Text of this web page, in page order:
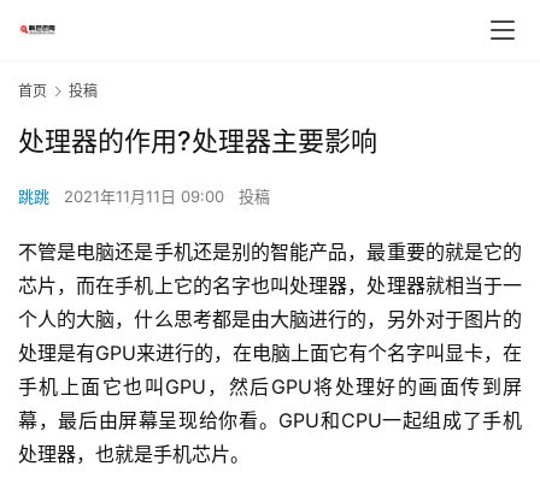
首页 投稿
处理器的作用?处理器主要影响
跳跳 2021年11月11日 09:00 投稿
不管是电脑还是手机还是别的智能产品，最重要的就是它的
芯片，而在手机上它的名字也叫处理器，处理器就相当于一
个人的大脑，什么思考都是由大脑进行的，另外对于图片的
处理是有GPU来进行的，在电脑上面它有个名字叫显卡，在
手机上面它也叫GPU，然后GPU将处理好的画面传到屏
幕，最后由屏幕呈现给你看。GPU和CPU一起组成了手机
处理器，也就是手机芯片。